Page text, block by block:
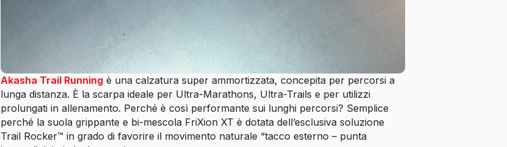
Akasha Trail Runningè una calzatura super ammortizzata, concepita per percorsi a
lunga distanza. È la scarpa ideale per Ultra-Marathons, Ultra-Trails e per utilizzi
prolungati in allenamento. Perché è così performante sui lunghi percorsi? Semplice
perché la suola grippante e bi-mescola FriXion XT è dotata dell’esclusiva soluzione
Trail Rocker™ in grado di favorire il movimento naturale “tacco esterno – punta